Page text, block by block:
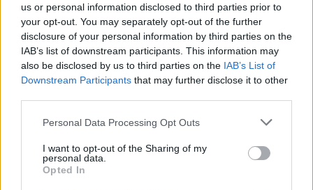
us or personal information disclosed to third parties prior to
your opt-out. You may separately opt-out of the further
disclosure of your personal information by third parties on the
IAB’s list of downstream participants. This information may
also be disclosed by us to third parties on the IAB’s List of
Downstream Participants that may further disclose it to other
Personal Data Processing Opt Outs
I want to opt-out of the Sharing of my
personal data.
Opted In
Παυλίνα Βουλγαράκη: Η μουσική
στιγμή με την κόρη της που
ξεχώρισε – Η Ερωφίλη «κλέβει» την
παράσταση
SHOWBIZ
φωτό του Γονίδη με την μικρή του
κόρη! Μαζί στο τιμόνι της βάρκας